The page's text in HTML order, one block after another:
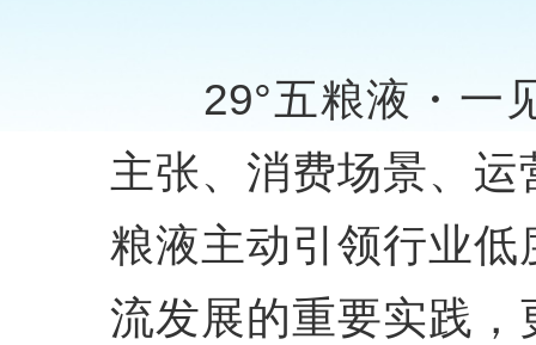
29°五粮液・一见
主张、消费场景、
粮液主动引领行业
流发展的重要实践